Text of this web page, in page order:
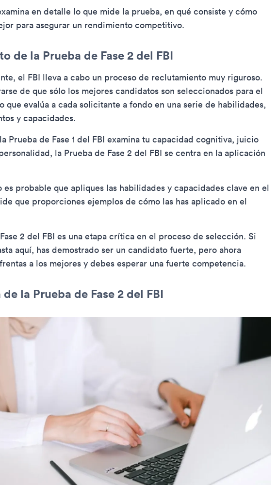
en detalle lo que mide la prueba, en qué consiste y cómo
para asegurar un rendimiento competitivo.
de la Prueba de Fase 2 del FBI
el FBI lleva a cabo un proceso de reclutamiento muy riguroso.
de que sólo los mejores candidatos son seleccionados para el
que evalúa a cada solicitante a fondo en una serie de habilidades,
y capacidades.
Prueba de Fase 1 del FBI examina tu capacidad cognitiva, juicio
la Prueba de Fase 2 del FBI se centra en la aplicación
es probable que apliques las habilidades y capacidades clave en el
que proporciones ejemplos de cómo las has aplicado en el
2 del FBI es una etapa crítica en el proceso de selección. Si
aquí, has demostrado ser un candidato fuerte, pero ahora
a los mejores y debes esperar una fuerte competencia.
la Prueba de Fase 2 del FBI